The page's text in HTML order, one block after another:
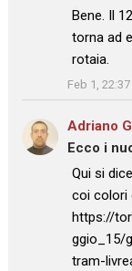
: “Bene. Il
torna ad
rotaia.
”
Feb 1, 22:37
Adriano
Ecco i
: “
Qui si
coi colori
https://
ggio_15/
tram-